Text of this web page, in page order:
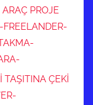
PROJE
TAŞITINA ÇEKİ